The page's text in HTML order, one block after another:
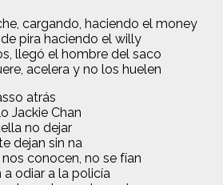
cargando, haciendo el money
pira haciendo el willy
llegó el hombre del saco
acelera y no los huelen
atrás
Jackie Chan
no dejar
dejan sin na
conocen, no se fían
odiar a la policía